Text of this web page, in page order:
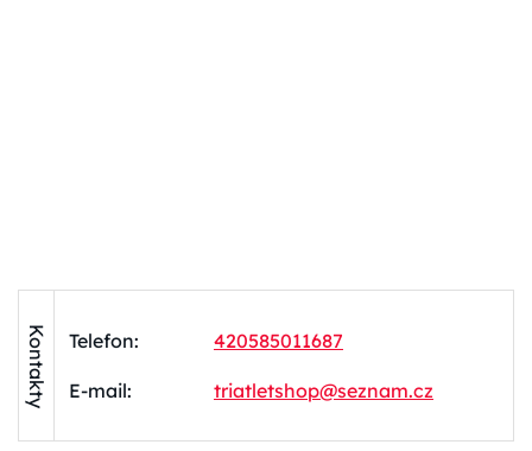
Kontakty Telefon: 420585011687
E-mail: triatletshop@seznam.cz